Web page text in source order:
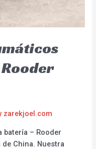
zarekjoel.com
batería – Rooder
China. Nuestra